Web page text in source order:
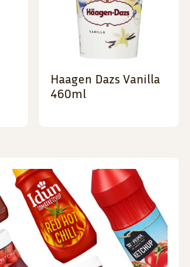
Haagen Dazs Vanilla
460ml